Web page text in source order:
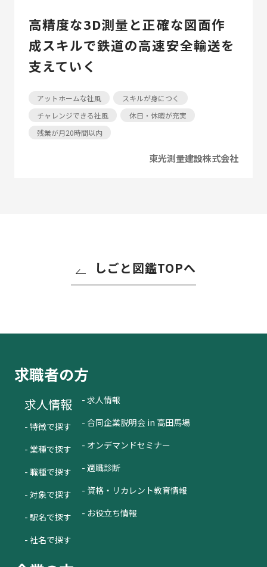
高精度な3D測量と正確な図面作
成スキルで鉄道の高速安全輸送を
支えていく
アットホームな社風
スキルが身につく
チャレンジできる社風
休日・休暇が充実
残業が月20時間以内
東光測量建設株式会社
しごと図鑑TOPへ
求職者の方
求人情報
- 特徴で探す
- 業種で探す
- 職種で探す
- 対象で探す
- 駅名で探す
- 社名で探す
- 求人情報
- 合同企業説明会 in 高田馬場
- オンデマンドセミナー
- 適職診断
- 資格・リカレント教育情報
- お役立ち情報